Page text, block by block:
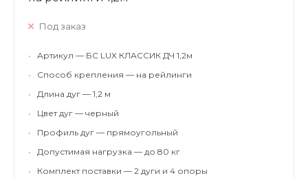
Под заказ
•
Артикул — БС LUX КЛАССИК ДЧ 1,2м
•
Способ крепления — на рейлинги
•
Длина дуг — 1,2 м
•
Цвет дуг — черный
•
Профиль дуг — прямоугольный
•
Допустимая нагрузка — до 80 кг
•
Комплект поставки — 2 дуги и 4 опоры